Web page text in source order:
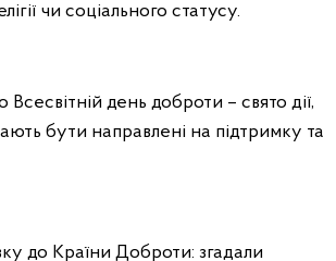
чи соціального статусу.
день доброти – свято дії,
бути направлені на підтримку та
до Країни Доброти: згадали